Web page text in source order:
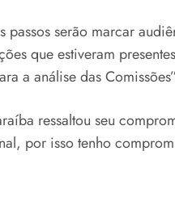
serão marcar
que estiveram
a análise das
ressaltou seu
por isso tenho